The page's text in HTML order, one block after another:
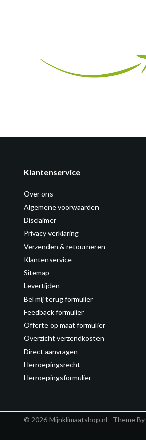
Klantenservice
Over ons
Algemene voorwaarden
Disclaimer
Privacy verklaring
Verzenden & retourneren
Klantenservice
Sitemap
Levertijden
Bel mij terug formulier
Feedback formulier
Offerte op maat formulier
Overzicht verzendkosten
Direct aanvragen
Herroepingsrecht
Herroepingsformulier
© 2026 Mijnklimaatshop.nl - Theme By